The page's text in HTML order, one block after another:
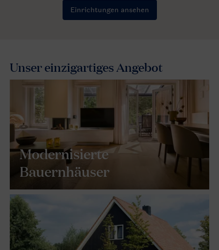
Unser einzigartiges Angebot
Modernisierte
Bauernhäuser